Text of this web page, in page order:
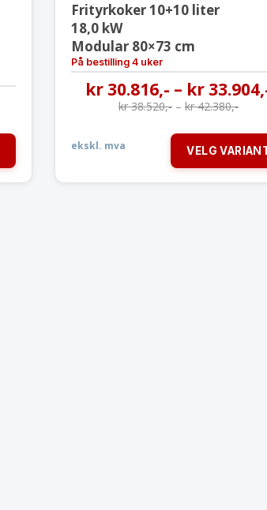
Frityrkoker 10+10 liter
18,0 kW
Modular 80×73 cm
På bestilling 4 uker
kr 30.816,- – kr 33.904
kr38.520,-– kr42.380,-
ekskl. mva VELG